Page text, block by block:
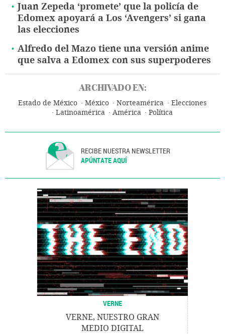
Juan Zepeda ‘promete’ que la policía de
Edomex apoyará a Los ‘Avengers’ si gana
las elecciones
Alfredo del Mazo tiene una versión anime
que salva a Edomex con sus superpoderes
ARCHIVADO EN:
Estado de México México Norteamérica
Elecciones
Latinoamérica
América Política
RECIBE NUESTRA NEWSLETTER
APÚNTATE AQUÍ
VERNE
VERNE, NUESTRO GRAN
MEDIO DIGITAL